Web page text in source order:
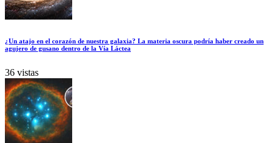
¿Un atajo en el corazón de nuestra galaxia? La materia oscura podría haber creado un
agujero de gusano dentro de la Vía Láctea
36 vistas